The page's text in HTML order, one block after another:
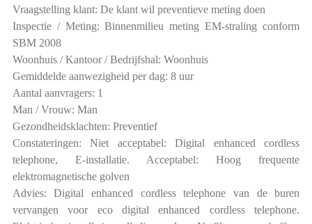
Vraagstelling klant: De klant wil preventieve meting doen
Inspectie / Meting: Binnenmilieu meting EM-straling conform
SBM 2008
Woonhuis / Kantoor / Bedrijfshal: Woonhuis
Gemiddelde aanwezigheid per dag: 8 uur
Aantal aanvragers: 1
Man / Vrouw: Man
Gezondheidsklachten: Preventief
Constateringen: Niet acceptabel: Digital enhanced cordless
telephone, E-installatie. Acceptabel: Hoog frequente
elektromagnetische golven
Advies: Digital enhanced cordless telephone van de buren
vervangen voor eco digital enhanced cordless telephone.